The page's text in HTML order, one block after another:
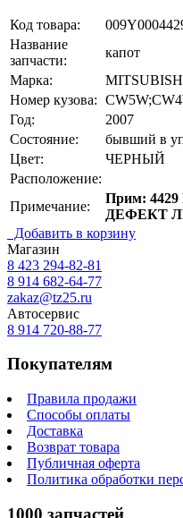
Код товара:
Название
запчасти:
капот
Марка:
Номер кузова:
Год:
2007
Состояние:
бывший в
Цвет:
ЧЕРНЫЙ
Расположение:
Примечание:
Прим:
ДЕФЕКТ
Добавить в корзину
Магазин
8 423 294-82-81
8 914 682-64-77
zakaz@tz25.ru
Автосервис
8 914 720-88-77
Покупателям
Правила продажи
Способы оплаты
Доставка
Возврат товара
Публичная оферта
Политика обработки
1000 запчастей